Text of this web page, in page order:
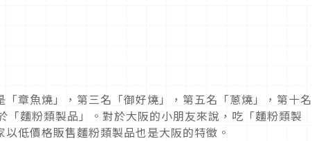
章魚燒」，第三名「御好燒」，第五名「蔥燒」，第十名
「麵粉類製品」。對於大阪的小朋友來說，吃「麵粉類製
低價格販售麵粉類製品也是大阪的特徵。